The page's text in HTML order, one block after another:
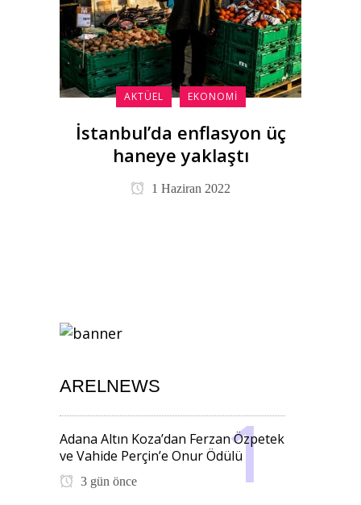
AKTÜEL EKONOMI
İstanbul’da enflasyon üç
haneye yaklaştı
1 Haziran 2022
ARELNEWS
Adana Altın Koza’dan Ferzan Özpetek
ve Vahide Perçin’e Onur Ödülü
3 gün önce